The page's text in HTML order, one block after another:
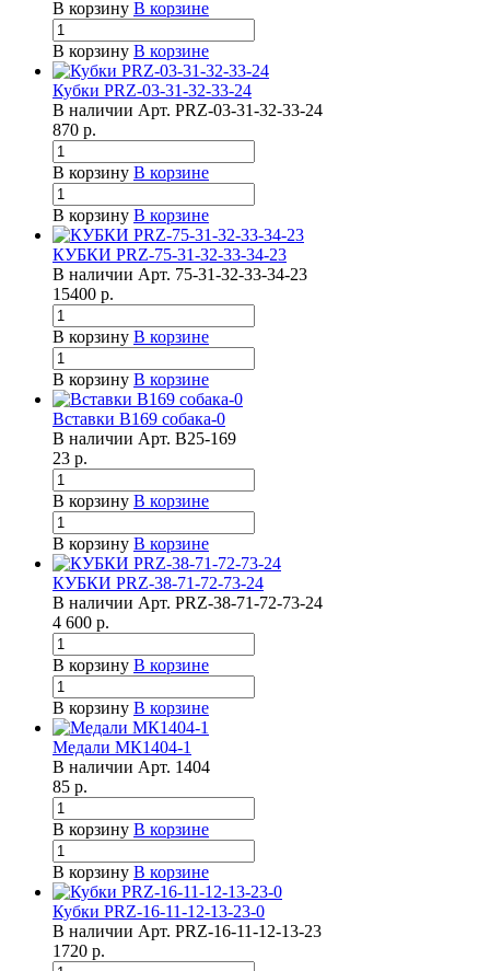
В корзину В корзине
В корзину В корзине
Кубки PRZ-03-31-32-33-24
В наличии Арт. PRZ-03-31-32-33-24
870 р.
В корзину В корзине
В корзину В корзине
КУБКИ PRZ-75-31-32-33-34-23
В наличии Арт. 75-31-32-33-34-23
15400 р.
В корзину В корзине
В корзину В корзине
Вставки B169 собака-0
В наличии Арт. B25-169
23 р.
В корзину В корзине
В корзину В корзине
КУБКИ PRZ-38-71-72-73-24
В наличии Арт. PRZ-38-71-72-73-24
4 600 р.
В корзину В корзине
В корзину В корзине
Медали МК1404-1
В наличии Арт. 1404
85 р.
В корзину В корзине
В корзину В корзине
Кубки PRZ-16-11-12-13-23-0
В наличии Арт. PRZ-16-11-12-13-23
1720 р.